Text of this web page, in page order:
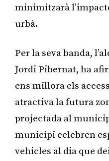
minimitzarà
urbà.
Per la seva banda,
Jordi Pibernat, ha
ens millora els
atractiva la futura
projectada al
municipi celebren
vehicles al dia que